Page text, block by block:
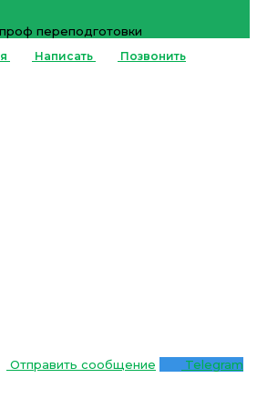
Написать Позвонить
Отправить сообщение Telegram